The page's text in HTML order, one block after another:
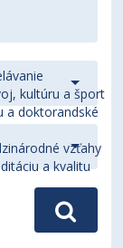
kultúru a šport
a doktorandské
vzťahy
a kvalitu